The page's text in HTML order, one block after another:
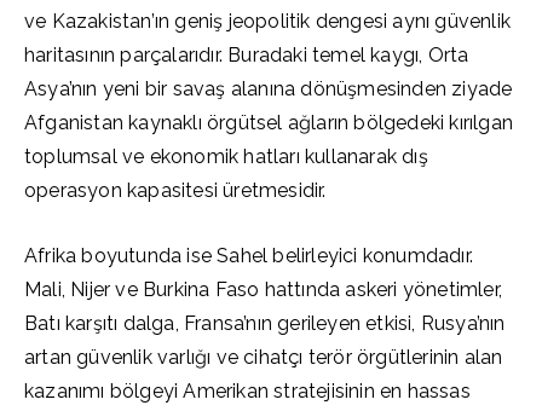
ve Kazakistan’ın geniş jeopolitik dengesi aynı güvenlik
haritasının parçalarıdır. Buradaki temel kaygı, Orta
Asya’nın yeni bir savaş alanına dönüşmesinden ziyade
Afganistan kaynaklı örgütsel ağların bölgedeki kırılgan
toplumsal ve ekonomik hatları kullanarak dış
operasyon kapasitesi üretmesidir.
Afrika boyutunda ise Sahel belirleyici konumdadır.
Mali, Nijer ve Burkina Faso hattında askeri yönetimler,
Batı karşıtı dalga, Fransa’nın gerileyen etkisi, Rusya’nın
artan güvenlik varlığı ve cihatçı terör örgütlerinin alan
kazanımı bölgeyi Amerikan stratejisinin en hassas